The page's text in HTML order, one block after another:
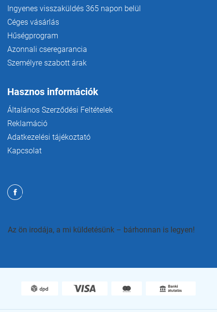
Ingyenes visszaküldés 365 napon belül
Céges vásárlás
Hűségprogram
Azonnali cseregarancia
Személyre szabott árak
Hasznos információk
Általános Szerződési Feltételek
Reklamáció
Adatkezelési tájékoztató
Kapcsolat
Az ön irodája, a mi küldetésünk – bárhonnan is legyen!